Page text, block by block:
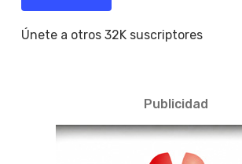
Únete a otros 32K suscriptores
Publicidad